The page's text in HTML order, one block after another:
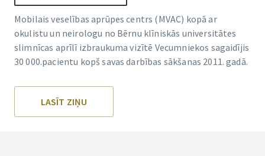
Mobilais veselības aprūpes centrs (MVAC) kopā ar
okulistu un neirologu no Bērnu klīniskās universitātes
slimnīcas aprīlī izbraukuma vizītē Vecumniekos sagaidījis
30 000.pacientu kopš savas darbības sākšanas 2011. gadā.
LASĪT ZIŅU